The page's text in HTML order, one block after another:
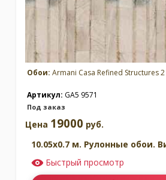
Обои: Armani Casa Refined Structures 2
Артикул: GA5 9571
Под заказ
Цена 19000 руб.
10.05x0.7 м. Рулонные обои.
Быстрый просмотр